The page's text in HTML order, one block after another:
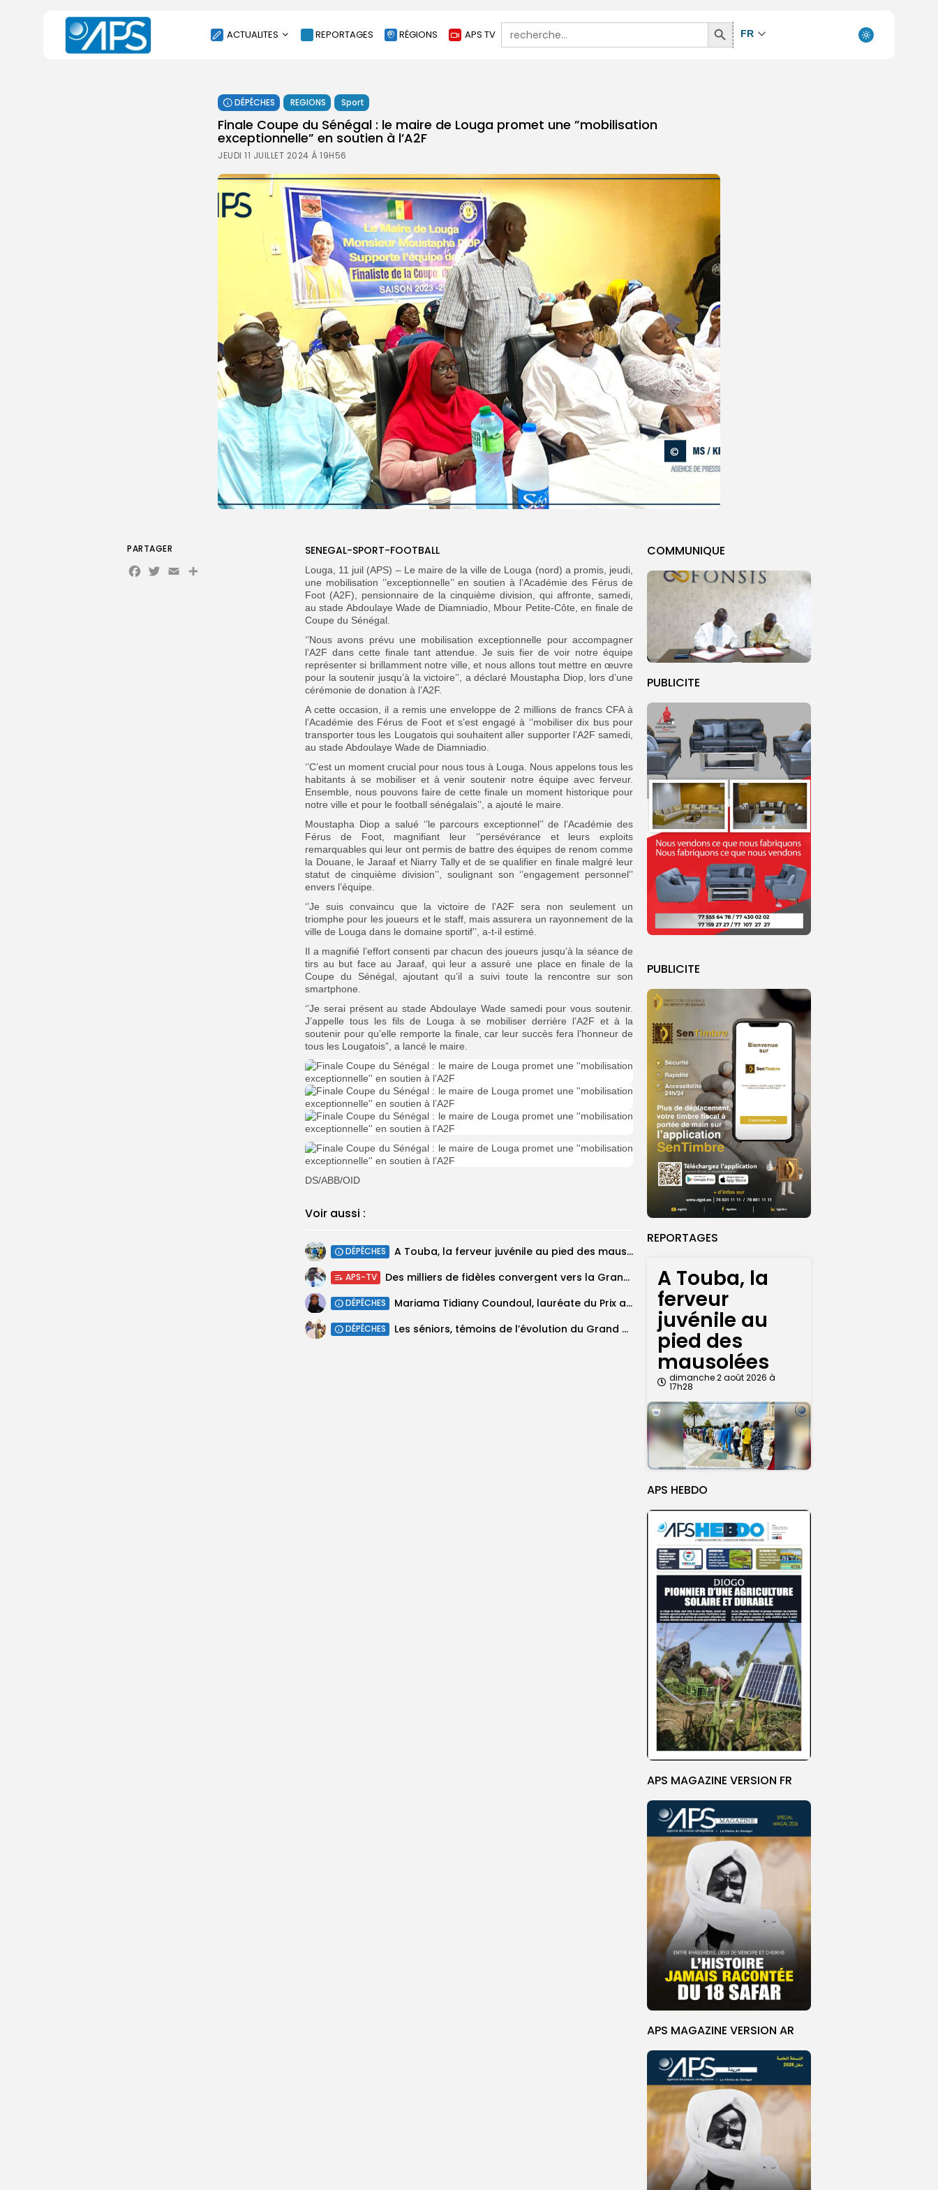
ACTUALITES
SOCIÉTÉ
ÉCONOMIE
CULTURE
ENVIRONNEMENT
INTERNATIONAL
REPORTAGES RÉGIONS APS TV
Search
for:
Search
Button
FR
DÉPÊCHES REGIONS Sport
Finale Coupe du Sénégal : le maire de Louga promet une ”mobilisation
exceptionnelle” en soutien à l’A2F
JEUDI 11 JUILLET 2024 À 19H56
COMMUNIQUE
PUBLICITE
PUBLICITE
REPORTAGES
A Touba, la
ferveur
juvénile au
pied des
mausolées
dimanche 2 août 2026 à
17h28
APS HEBDO
APS MAGAZINE VERSION FR
APS MAGAZINE VERSION AR
SENEGAL-SPORT-FOOTBALL
Louga, 11 juil (APS) – Le maire de la ville de Louga (nord) a promis, jeudi,
une mobilisation ‘’exceptionnelle’’ en soutien à l’Académie des Férus de
Foot (A2F), pensionnaire de la cinquième division, qui affronte, samedi,
au stade Abdoulaye Wade de Diamniadio, Mbour Petite-Côte, en finale de
Coupe du Sénégal.
‘’Nous avons prévu une mobilisation exceptionnelle pour accompagner
l’A2F dans cette finale tant attendue. Je suis fier de voir notre équipe
représenter si brillamment notre ville, et nous allons tout mettre en œuvre
pour la soutenir jusqu’à la victoire’’, a déclaré Moustapha Diop, lors d’une
cérémonie de donation à l’A2F.
A cette occasion, il a remis une enveloppe de 2 millions de francs CFA à
l’Académie des Férus de Foot et s’est engagé à ‘’mobiliser dix bus pour
transporter tous les Lougatois qui souhaitent aller supporter l’A2F samedi,
au stade Abdoulaye Wade de Diamniadio.
‘’C’est un moment crucial pour nous tous à Louga. Nous appelons tous les
habitants à se mobiliser et à venir soutenir notre équipe avec ferveur.
Ensemble, nous pouvons faire de cette finale un moment historique pour
notre ville et pour le football sénégalais’’, a ajouté le maire.
Moustapha Diop a salué ‘’le parcours exceptionnel’’ de l’Académie des
Férus de Foot, magnifiant leur ‘’persévérance et leurs exploits
remarquables qui leur ont permis de battre des équipes de renom comme
la Douane, le Jaraaf et Niarry Tally et de se qualifier en finale malgré leur
statut de cinquième division’’, soulignant son ‘’engagement personnel’’
envers l’équipe.
‘’Je suis convaincu que la victoire de l’A2F sera non seulement un
triomphe pour les joueurs et le staff, mais assurera un rayonnement de la
ville de Louga dans le domaine sportif’’, a-t-il estimé.
Il a magnifié l’effort consenti par chacun des joueurs jusqu’à la séance de
tirs au but face au Jaraaf, qui leur a assuré une place en finale de la
Coupe du Sénégal, ajoutant qu’il a suivi toute la rencontre sur son
smartphone.
‘’Je serai présent au stade Abdoulaye Wade samedi pour vous soutenir.
J’appelle tous les fils de Louga à se mobiliser derrière l’A2F et à la
soutenir pour qu’elle remporte la finale, car leur succès fera l’honneur de
tous les Lougatois”, a lancé le maire.
DS/ABB/OID
Voir aussi :
DÉPÊCHES A Touba, la ferveur juvénile au pied des mausolées
APS-TV Des milliers de fidèles convergent vers la Grande Mosquée de Touba pour...
DÉPÊCHES Mariama Tidiany Coundoul, lauréate du Prix africain CEDEAO de l’économie verte
DÉPÊCHES Les séniors, témoins de l’évolution du Grand Magal de Touba
PARTAGER
Facebook
Twitter
EmailPartager